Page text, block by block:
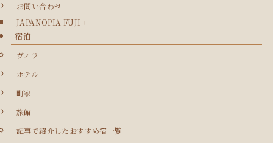
お問い合わせ
JAPANOPIA FUJI +
宿泊
ヴィラ
ホテル
町家
旅館
記事で紹介したおすすめ宿一覧